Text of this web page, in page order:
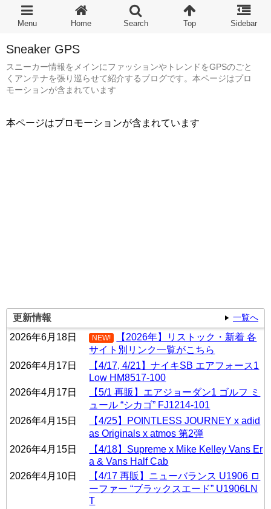
Sneaker GPS
スニーカー情報をメインにファッションやトレンドをGPSのごと
くアンテナを張り巡らせて紹介するブログです。本ページはプロ
モーションが含まれています
本ページはプロモーションが含まれています
一覧へ
更新情報
2026年6月18日
NEW!
【2026年】リストック・新着 各
サイト別リンク一覧がこちら
2026年4月17日
【4/17, 4/21】ナイキSB エアフォース1
Low HM8517-100
2026年4月17日
【5/1 再販】エアジョーダン1 ゴルフ ミ
ュール “シカゴ” FJ1214-101
2026年4月15日
【4/25】POINTLESS JOURNEY x adid
as Originals x atmos 第2弾
2026年4月15日
【4/18】Supreme x Mike Kelley Vans Er
a & Vans Half Cab
2026年4月10日
【4/17 再販】ニューバランス U1906 ロ
ーファー “ブラックスエード” U1906LN
T